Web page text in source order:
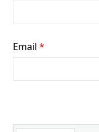
Email*